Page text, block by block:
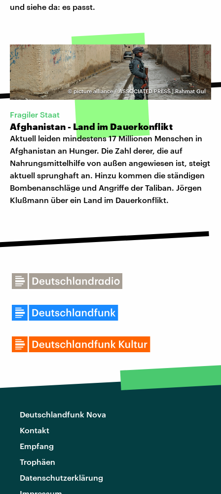
und siehe da: es passt.
©picture alliance / ASSOCIATED PRESS | Rahmat Gul
Fragiler Staat
Afghanistan - Land im Dauerkonflikt
Aktuell leiden mindestens 17 Millionen Menschen in
Afghanistan an Hunger. Die Zahl derer, die auf
Nahrungsmittelhilfe von außen angewiesen ist, steigt
aktuell sprunghaft an. Hinzu kommen die ständigen
Bombenanschläge und Angriffe der Taliban. Jörgen
Klußmann über ein Land im Dauerkonflikt.
Deutschlandfunk Nova
Kontakt
Empfang
Trophäen
Datenschutzerklärung